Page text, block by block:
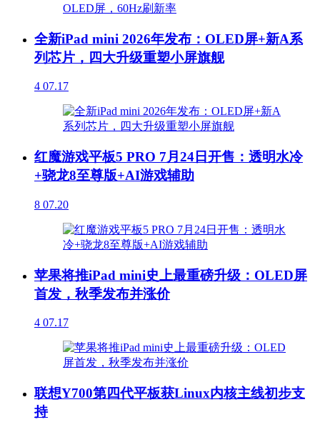
全新iPad mini 2026年发布：OLED屏+新A系
列芯片，四大升级重塑小屏旗舰
4 07.17
红魔游戏平板5 PRO 7月24日开售：透明水冷
+骁龙8至尊版+AI游戏辅助
8 07.20
苹果将推iPad mini史上最重磅升级：OLED屏
首发，秋季发布并涨价
4 07.17
联想Y700第四代平板获Linux内核主线初步支
持